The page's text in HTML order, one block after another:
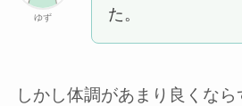
ゆず
た。
しかし体調があまり良くなら